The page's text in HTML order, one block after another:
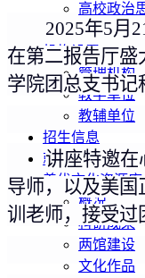
高校政治
工作动态
机构设置
管理机构
教学单位
教辅单位
招生信息
就业信息
养优文化资源库
概况
科研成果
两馆建设
文化作品
2025年5月
在第二报告厅盛
学院团总支书记
讲座特邀在
导师，以及美
训老师，接受过